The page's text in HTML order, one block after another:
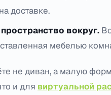
доставке.
вокруг.
мебелью
не диван, а малую
и для виртуальной